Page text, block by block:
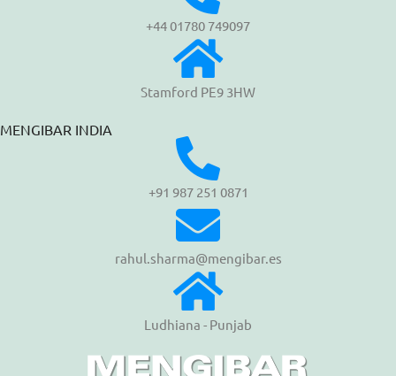
+44 01780 749097
Stamford PE9 3HW
MENGIBAR INDIA
+91 987 251 0871
rahul.sharma@mengibar.es
Ludhiana - Punjab